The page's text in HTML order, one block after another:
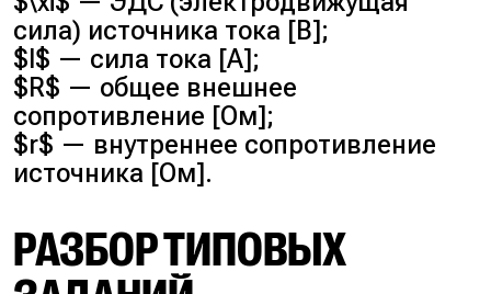
сила) источника тока [В];
$I$ — сила тока [A];
$R$ — общее внешнее
сопротивление [Ом];
$r$ — внутреннее сопротивление
источника [Ом].
РАЗБОР ТИПОВЫХ